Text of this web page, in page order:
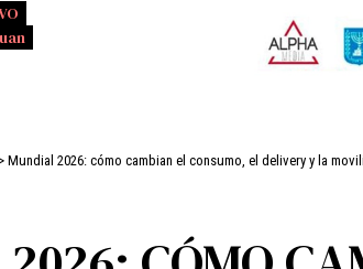
> Mundial 2026: cómo cambian el consumo, el delivery y la